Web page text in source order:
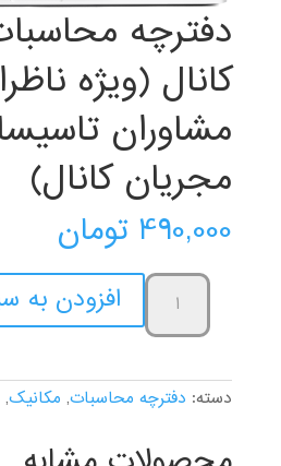
دفترچه
کانال (ویژه
مشاوران
مجریان کانال)
490,000 تومان
دفترچه
محاسبات
متره
کانال
(ویژه
افزودن به
دسته: دفترچه محاسبات, مکانیک,